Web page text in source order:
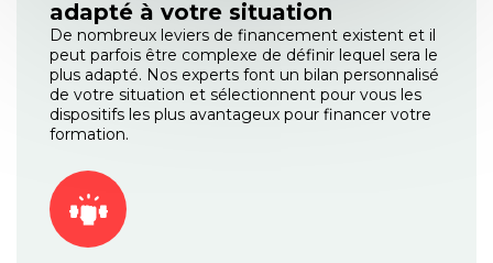
adapté à votre situation
De nombreux leviers de financement existent et il
peut parfois être complexe de définir lequel sera le
plus adapté. Nos experts font un bilan personnalisé
de votre situation et sélectionnent pour vous les
dispositifs les plus avantageux pour financer votre
formation.